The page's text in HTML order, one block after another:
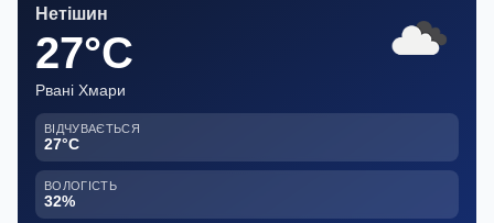
Нетішин
27°C
Рвані Хмари
ВІДЧУВАЄТЬСЯ
27°C
ВОЛОГІСТЬ
32%